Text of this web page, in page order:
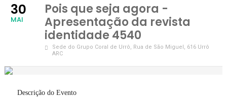
30
MAI
Pois que seja agora -
Apresentação da revista
identidade 4540
Sede do Grupo Coral de Urrô, Rua de São Miguel, 616 Urrô
ARC
Descrição do Evento